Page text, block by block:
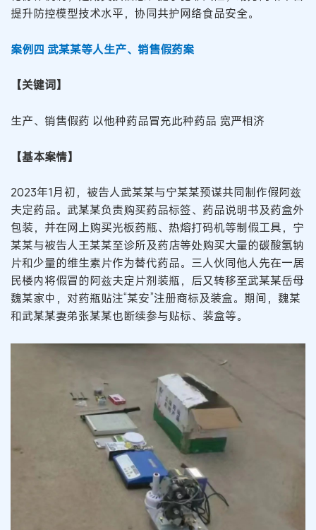
提升防控模型技术水平，协同共护网络食品安全。
案例四 武某某等人生产、销售假药案
【关键词】
生产、销售假药 以他种药品冒充此种药品 宽严相济
【基本案情】
2023年1月初，被告人武某某与宁某某预谋共同制作假阿兹
夫定药品。武某某负责购买药品标签、药品说明书及药盒外
包装，并在网上购买光板药瓶、热熔打码机等制假工具，宁
某某与被告人王某某至诊所及药店等处购买大量的碳酸氢钠
片和少量的维生素片作为替代药品。三人伙同他人先在一居
民楼内将假冒的阿兹夫定片剂装瓶，后又转移至武某某岳母
魏某家中，对药瓶贴注“某安”注册商标及装盒。期间，魏某
和武某某妻弟张某某也断续参与贴标、装盒等。